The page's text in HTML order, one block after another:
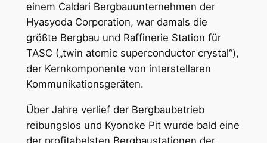
einem Caldari Bergbauunternehmen der
Hyasyoda Corporation, war damals die
größte Bergbau und Raffinerie Station für
TASC („twin atomic superconductor crystal“),
der Kernkomponente von interstellaren
Kommunikationsgeräten.
Über Jahre verlief der Bergbaubetrieb
reibungslos und Kyonoke Pit wurde bald eine
der profitabelsten Bergbaustationen der